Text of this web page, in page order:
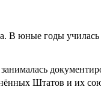
В юные годы
занималась
Штатов и их